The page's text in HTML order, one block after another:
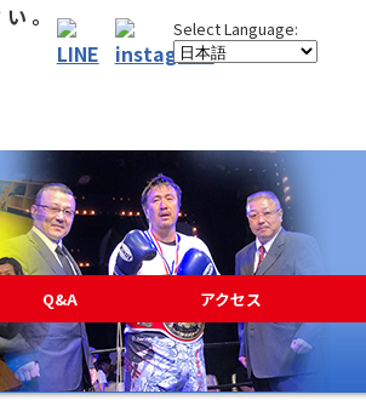
Q&A アクセス